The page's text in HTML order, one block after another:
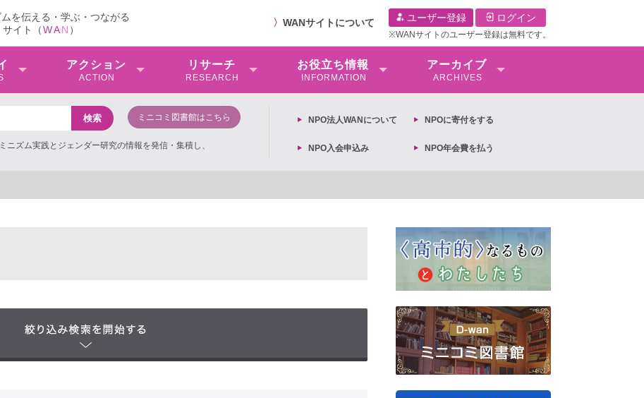
を伝える・学ぶ・つながる
サイト（WAN ）
〉 WANサイトについて ユーザー登録 ログイン
※WANサイトのユーザー登録は無料です。
アクション
ACTION
リサーチ
RESEARCH
お役⽴ち情報
INFORMATION
アーカイブ
ARCHIVES
ミニコミ図書館はこちら
ズム実践とジェンダー研究の情報を発信・集積し、
NPO法⼈WANについて NPOに寄付をする
NPO入会申込み NPO年会費を払う